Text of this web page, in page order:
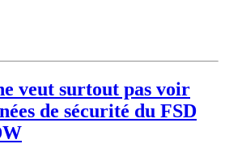
veut surtout pas voir
de sécurité du FSD